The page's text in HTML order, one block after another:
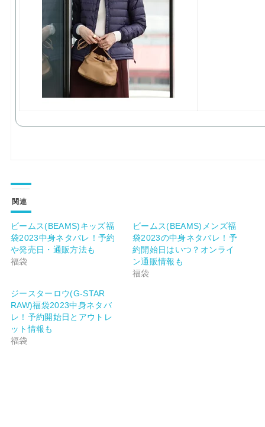
関連
ビームス(BEAMS)キッズ福
袋2023中身ネタバレ！予約
や発売日・通販方法も
福袋
ビームス(BEAMS)メンズ福
袋2023の中身ネタバレ！予
約開始日はいつ？オンライ
ン通販情報も
福袋
ジースターロウ(G-STAR
RAW)福袋2023中身ネタバ
レ！予約開始日とアウトレ
ット情報も
福袋